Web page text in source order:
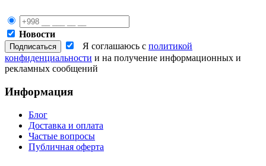
Новости
Я соглашаюсь с политикой
конфиденциальности и на получение информационных и
рекламных сообщений
Информация
Блог
Доставка и оплата
Частые вопросы
Публичная оферта